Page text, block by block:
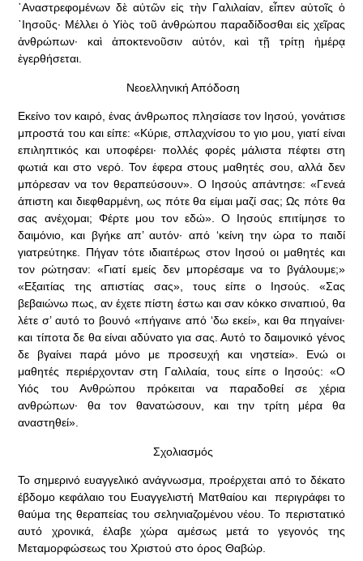
᾿Αναστρεφομένων δὲ αὐτῶν εἰς τὴν Γαλιλαίαν, εἶπεν αὐτοῖς ὁ
᾿Ιησοῦς· Μέλλει ὁ Υἱὸς τοῦ ἀνθρώπου παραδίδοσθαι εἰς χεῖρας
ἀνθρώπων· καὶ ἀποκτενοῦσιν αὐτόν, καὶ τῇ τρίτῃ ἡμέρᾳ
ἐγερθήσεται.
Νεοελληνική Απόδοση
Εκείνο τον καιρό, ένας άνθρωπος πλησίασε τον Ιησού, γονάτισε
μπροστά του και είπε: «Κύριε, σπλαχνίσου το γιο μου, γιατί είναι
επιληπτικός και υποφέρει· πολλές φορές μάλιστα πέφτει στη
φωτιά και στο νερό. Τον έφερα στους μαθητές σου, αλλά δεν
μπόρεσαν να τον θεραπεύσουν». Ο Ιησούς απάντησε: «Γενεά
άπιστη και διεφθαρμένη, ως πότε θα είμαι μαζί σας; Ως πότε θα
σας ανέχομαι; Φέρτε μου τον εδώ». Ο Ιησούς επιτίμησε το
δαιμόνιο, και βγήκε απ’ αυτόν· από ‘κείνη την ώρα το παιδί
γιατρεύτηκε. Πήγαν τότε ιδιαιτέρως στον Ιησού οι μαθητές και
τον ρώτησαν: «Γιατί εμείς δεν μπορέσαμε να το βγάλουμε;»
«Εξαιτίας της απιστίας σας», τους είπε ο Ιησούς. «Σας
βεβαιώνω πως, αν έχετε πίστη έστω και σαν κόκκο σιναπιού, θα
λέτε σ’ αυτό το βουνό «πήγαινε από ‘δω εκεί», και θα πηγαίνει·
και τίποτα δε θα είναι αδύνατο για σας. Αυτό το δαιμονικό γένος
δε βγαίνει παρά μόνο με προσευχή και νηστεία». Ενώ οι
μαθητές περιέρχονταν στη Γαλιλαία, τους είπε ο Ιησούς: «Ο
Υιός του Ανθρώπου πρόκειται να παραδοθεί σε χέρια
ανθρώπων· θα τον θανατώσουν, και την τρίτη μέρα θα
αναστηθεί».
Σχολιασμός
Το σημερινό ευαγγελικό ανάγνωσμα, προέρχεται από το δέκατο
έβδομο κεφάλαιο του Ευαγγελιστή Ματθαίου και περιγράφει το
θαύμα της θεραπείας του σεληνιαζομένου νέου. Το περιστατικό
αυτό χρονικά, έλαβε χώρα αμέσως μετά το γεγονός της
Μεταμορφώσεως του Χριστού στο όρος Θαβώρ.